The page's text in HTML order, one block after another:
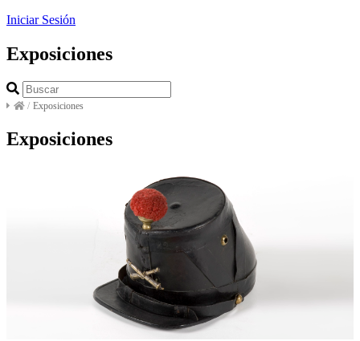
Iniciar Sesión
Exposiciones
/ Exposiciones
Exposiciones